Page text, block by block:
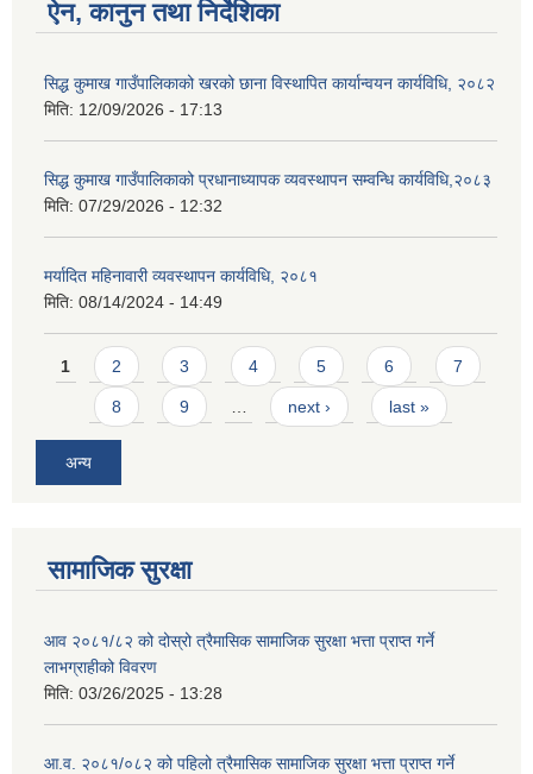
ऐन, कानुन तथा निर्देशिका
सिद्ध कुमाख गाउँपालिकाको खरको छाना विस्थापित कार्यान्वयन कार्यविधि, २०८२
मिति: 12/09/2026 - 17:13
सिद्ध कुमाख गाउँपालिकाको प्रधानाध्यापक व्यवस्थापन सम्वन्धि कार्यविधि,२०८३
मिति: 07/29/2026 - 12:32
मर्यादित महिनावारी व्यवस्थापन कार्यविधि, २०८१
मिति: 08/14/2024 - 14:49
Pages
1 2 3 4 5 6 7
8 9 … next › last »
अन्य
सामाजिक सुरक्षा
आव २०८१/८२ को दोस्रो त्रैमासिक सामाजिक सुरक्षा भत्ता प्राप्त गर्ने
लाभग्राहीको विवरण
मिति: 03/26/2025 - 13:28
आ.व. २०८१/०८२ को पहिलो त्रैमासिक सामाजिक सुरक्षा भत्ता प्राप्त गर्ने